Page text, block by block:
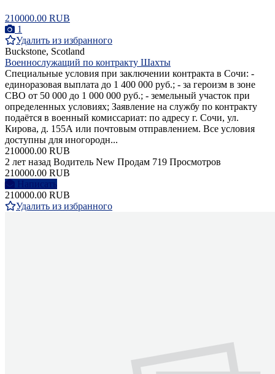
210000.00 RUB
1
Удалить из избранного
Buckstone, Scotland
Военнослужащий по контракту Шахты
Специальные условия при заключении контракта в Сочи: -
единоразовая выплата до 1 400 000 руб.; - за героизм в зоне
СВО от 50 000 до 1 000 000 руб.; - земельный участок при
определенных условиях; Заявление на службу по контракту
подаётся в военный комиссариат: по адресу г. Сочи, ул.
Кирова, д. 155А или почтовым отправлением. Все условия
доступны для иногородн...
210000.00 RUB
2 лет назад Водитель New Продам 719 Просмотров
210000.00 RUB
Написать
210000.00 RUB
Удалить из избранного